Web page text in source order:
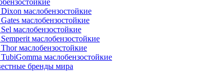
Dixon маслобензостойкие
маслобензостойкие
маслобензостойкие
маслобензостойкие
Thorмаслобензостойкие
маслобензостойкие
бренды мира